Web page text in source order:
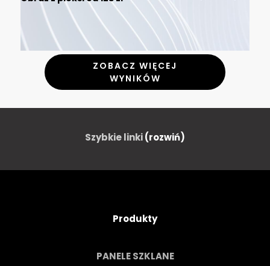
ZOBACZ WIĘCEJ
WYNIKÓW
Szybkie linki(rozwiń)
Produkty
PANELE SZKLANE